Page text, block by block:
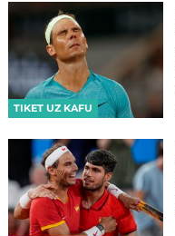
TIKET UZ KAFU